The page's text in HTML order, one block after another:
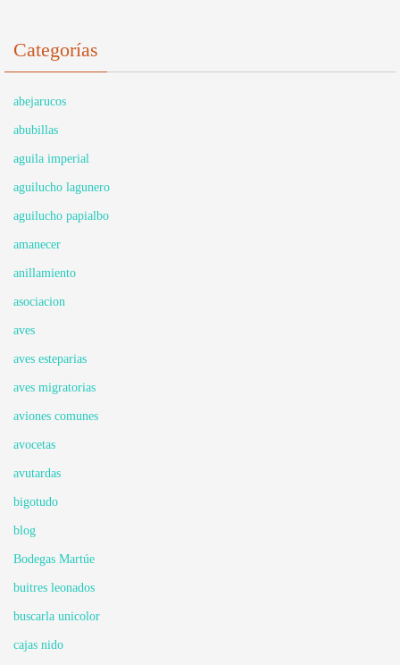
Categorías
abejarucos
abubillas
aguila imperial
aguilucho lagunero
aguilucho papialbo
amanecer
anillamiento
asociacion
aves
aves esteparias
aves migratorias
aviones comunes
avocetas
avutardas
bigotudo
blog
Bodegas Martúe
buitres leonados
buscarla unicolor
cajas nido